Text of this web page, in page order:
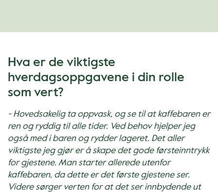
Hva er de viktigste
hverdagsoppgavene i din rolle
som vert?
- Hovedsakelig ta oppvask, og se til at kaffebaren er
ren og ryddig til alle tider. Ved behov hjelper jeg
også med i baren og rydder lageret. Det aller
viktigste jeg gjør er å skape det gode førsteinntrykk
for gjestene. Man starter allerede utenfor
kaffebaren, da dette er det første gjestene ser.
Videre sørger verten for at det ser innbydende ut